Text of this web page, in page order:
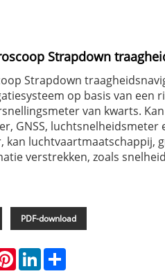
Strapdown
Strapdown
op basis van een
van kwarts.
GNSS, luchtsnelheidsmeter
kan luchtvaartmaatschappij,
verstrekken, zoals
PDF-download
PinterestLinkedIn